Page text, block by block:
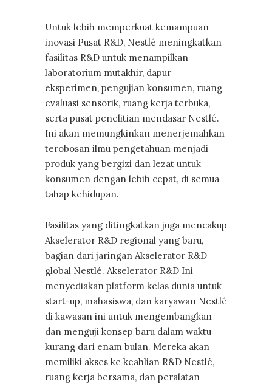
Untuk lebih memperkuat kemampuan
inovasi Pusat R&D, Nestlé meningkatkan
fasilitas R&D untuk menampilkan
laboratorium mutakhir, dapur
eksperimen, pengujian konsumen, ruang
evaluasi sensorik, ruang kerja terbuka,
serta pusat penelitian mendasar Nestlé.
Ini akan memungkinkan menerjemahkan
terobosan ilmu pengetahuan menjadi
produk yang bergizi dan lezat untuk
konsumen dengan lebih cepat, di semua
tahap kehidupan.
Fasilitas yang ditingkatkan juga mencakup
Akselerator R&D regional yang baru,
bagian dari jaringan Akselerator R&D
global Nestlé. Akselerator R&D Ini
menyediakan platform kelas dunia untuk
start-up, mahasiswa, dan karyawan Nestlé
di kawasan ini untuk mengembangkan
dan menguji konsep baru dalam waktu
kurang dari enam bulan. Mereka akan
memiliki akses ke keahlian R&D Nestlé,
ruang kerja bersama, dan peralatan